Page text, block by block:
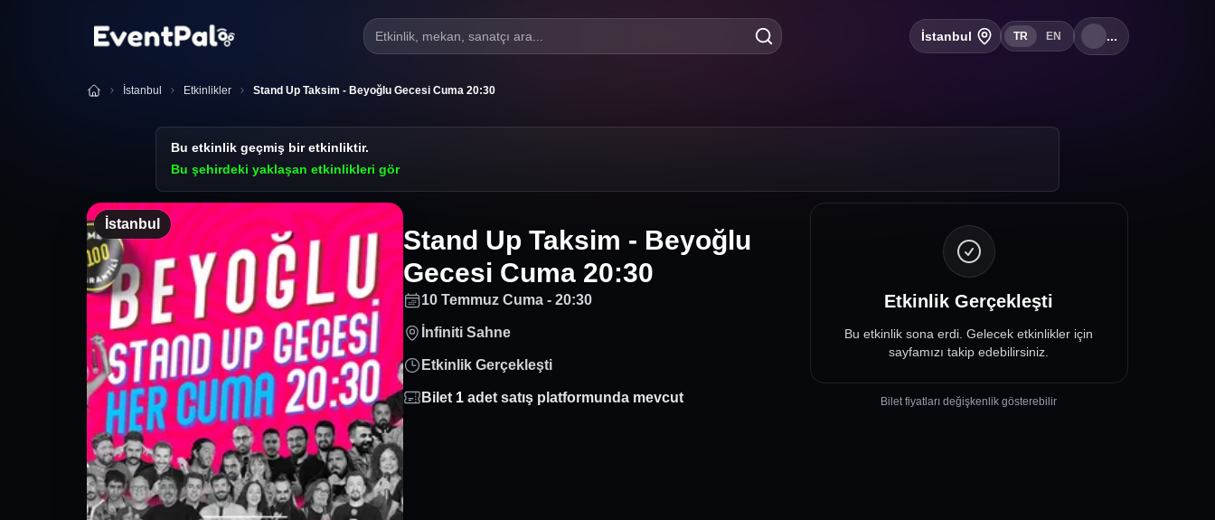
Etkinlik, mekan, sanatçı ara... İstanbul TR EN ...
İstanbul Etkinlikler Stand Up Taksim - Beyoğlu Gecesi Cuma 20:30
Bu etkinlik geçmiş bir etkinliktir.
Bu şehirdeki yaklaşan etkinlikleri gör
İstanbul
Stand Up Taksim - Beyoğlu
Gecesi Cuma 20:30
10 Temmuz Cuma - 20:30
İnfiniti Sahne
Etkinlik Gerçekleşti
Bilet 1 adet satış platformunda mevcut
Etkinlik Gerçekleşti
Bu etkinlik sona erdi. Gelecek etkinlikler için
sayfamızı takip edebilirsiniz.
Bilet fiyatları değişkenlik gösterebilir